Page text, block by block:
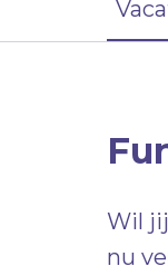
Wil
nu